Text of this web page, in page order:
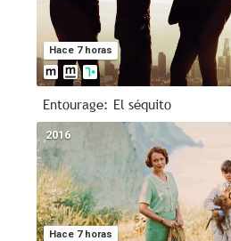
Hace 7 horas
Entourage: El séquito
Hace 7 horas
2016